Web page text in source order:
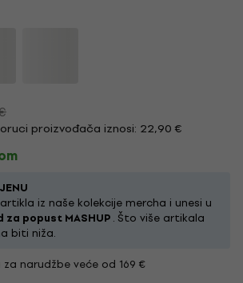
proizvođača iznosi: 22,90 €
iz naše kolekcije mercha i unesi u
za popust MASHUP. Što više artikala
biti niža.
narudžbe veće od 169 €